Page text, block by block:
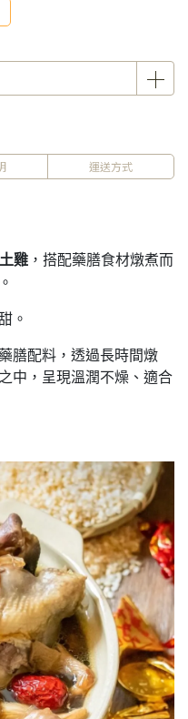
運送方式
雞 ，搭配藥膳食材燉煮而
。
膳配料，透過長時間燉
中，呈現溫潤不燥、適合